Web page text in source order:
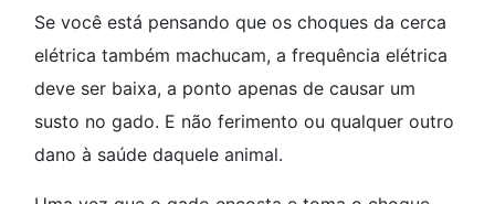
Se você está pensando que os choques da cerca
elétrica também machucam, a frequência elétrica
deve ser baixa, a ponto apenas de causar um
susto no gado. E não ferimento ou qualquer outro
dano à saúde daquele animal.